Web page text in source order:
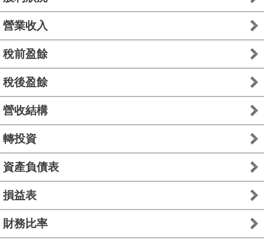
營業收入
稅前盈餘
稅後盈餘
營收結構
轉投資
資產負債表
損益表
財務比率